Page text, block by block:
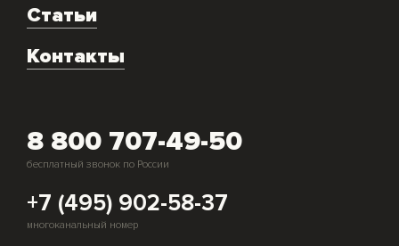
Аренда
Монтаж и подключение оборудования
Скупка генераторов
Статьи
Контакты
8 800 707-49-50
бесплатный звонок по России
+7 (495) 902-58-37
многоканальный номер